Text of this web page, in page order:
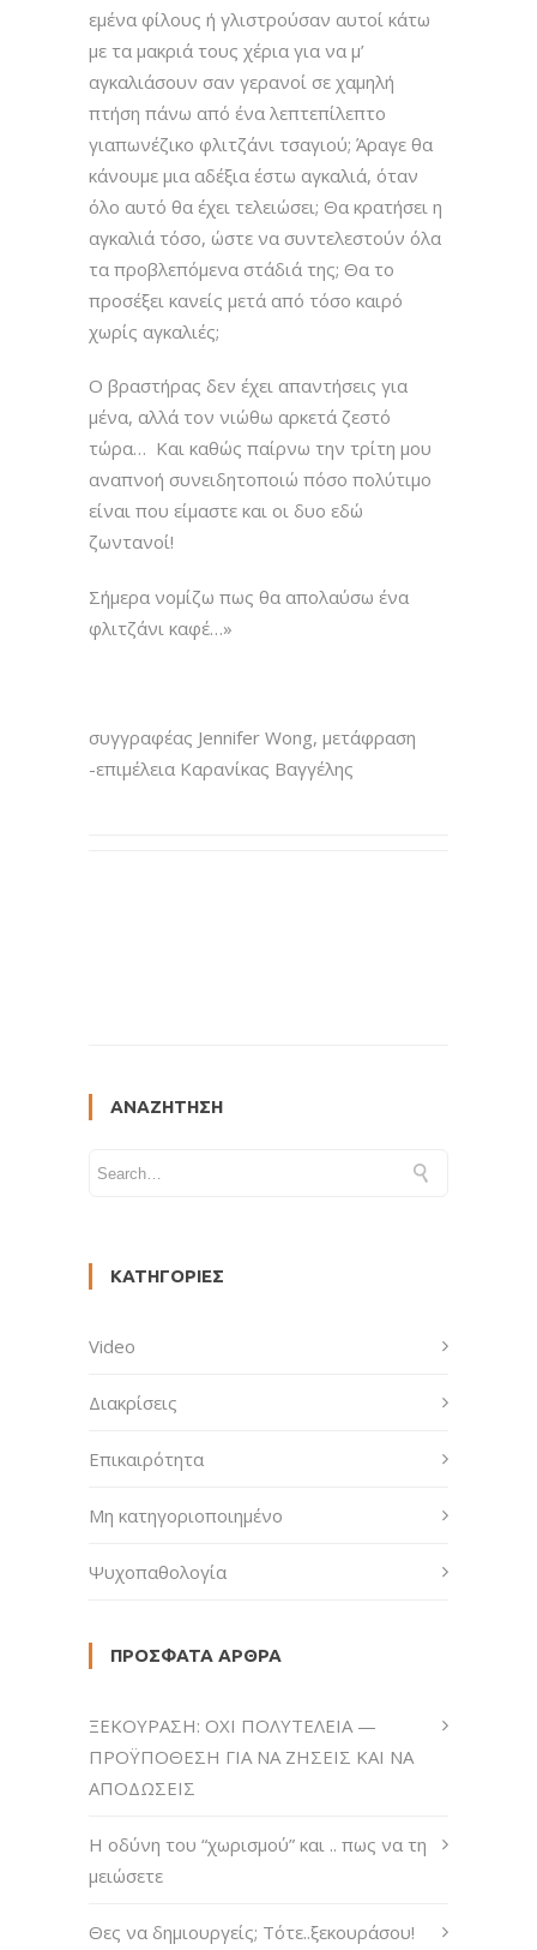
εμένα φίλους ή γλιστρούσαν αυτοί κάτω
με τα μακριά τους χέρια για να μ’
αγκαλιάσουν σαν γερανοί σε χαμηλή
πτήση πάνω από ένα λεπτεπίλεπτο
γιαπωνέζικο φλιτζάνι τσαγιού; Άραγε θα
κάνουμε μια αδέξια έστω αγκαλιά, όταν
όλο αυτό θα έχει τελειώσει; Θα κρατήσει η
αγκαλιά τόσο, ώστε να συντελεστούν όλα
τα προβλεπόμενα στάδιά της; Θα το
προσέξει κανείς μετά από τόσο καιρό
χωρίς αγκαλιές;
Ο βραστήρας δεν έχει απαντήσεις για
μένα, αλλά τον νιώθω αρκετά ζεστό
τώρα… Και καθώς παίρνω την τρίτη μου
αναπνοή συνειδητοποιώ πόσο πολύτιμο
είναι που είμαστε και οι δυο εδώ
ζωντανοί!
Σήμερα νομίζω πως θα απολαύσω ένα
φλιτζάνι καφέ…»
συγγραφέας Jennifer Wong, μετάφραση
-επιμέλεια Καρανίκας Βαγγέλης
ΑΝΑΖΉΤΗΣΗ
ΚΑΤΗΓΟΡΊΕΣ
Video
Διακρίσεις
Επικαιρότητα
Μη κατηγοριοποιημένο
Ψυχοπαθολογία
ΠΡΌΣΦΑΤΑ ΆΡΘΡΑ
ΞΕΚΟΥΡΑΣΗ: ΟΧΙ ΠΟΛΥΤΕΛΕΙΑ —
ΠΡΟΫΠΟΘΕΣΗ ΓΙΑ ΝΑ ΖΗΣΕΙΣ ΚΑΙ ΝΑ
ΑΠΟΔΩΣΕΙΣ
H οδύνη του “χωρισμού” και .. πως να τη
μειώσετε
Θες να δημιουργείς; Τότε..ξεκουράσου!